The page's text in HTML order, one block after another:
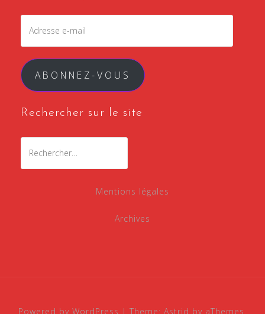
ABONNEZ-VOUS
Rechercher sur le site
Mentions légales
Archives
Powered by WordPress | Theme: Astrid by aThemes.